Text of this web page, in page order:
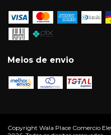
Meios de envio
Copyright Wala Place Comercio